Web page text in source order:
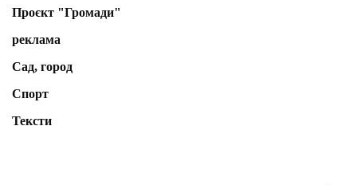
Проєкт "Громади"
реклама
Сад, город
Спорт
Тексти